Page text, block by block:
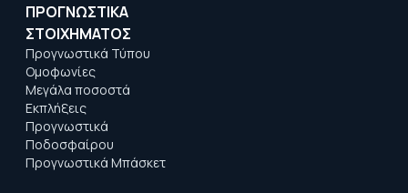
ΠΡΟΓΝΩΣΤΙΚΑ
ΣΤΟΙΧΗΜΑΤΟΣ
Προγνωστικά Τύπου
Ομοφωνίες
Μεγάλα ποσοστά
Εκπλήξεις
Προγνωστικά
Ποδοσφαίρου
Προγνωστικά Μπάσκετ